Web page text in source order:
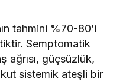
tahmini %70-80’i
Semptomatik
ağrısı, güçsüzlük,
sistemik ateşli bir